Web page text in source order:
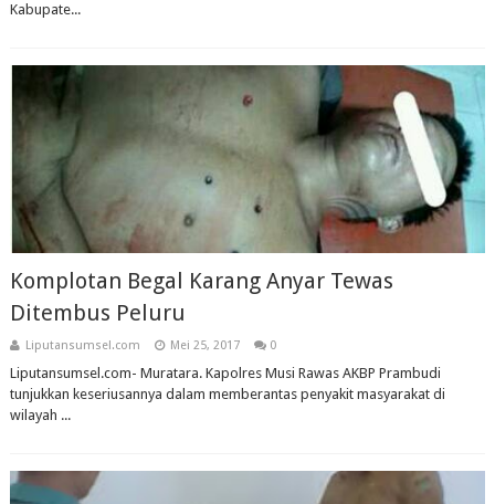
Kabupate...
Komplotan Begal Karang Anyar Tewas
Ditembus Peluru
Liputansumsel.com Mei 25, 2017 0
Liputansumsel.com- Muratara. Kapolres Musi Rawas AKBP Prambudi
tunjukkan keseriusannya dalam memberantas penyakit masyarakat di
wilayah ...